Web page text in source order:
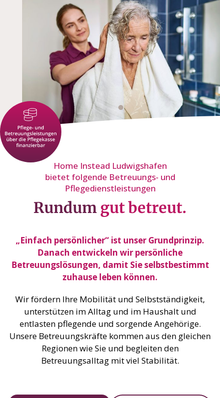
Home Instead Ludwigshafen
bietet folgende Betreuungs- und
Pflegedienstleistungen
Rundum gut betreut.
„Einfach persönlicher“ ist unser Grundprinzip.
Danach entwickeln wir persönliche
Betreuungslösungen, damit Sie selbstbestimmt
zuhause leben können.
Wir fördern Ihre Mobilität und Selbstständigkeit,
unterstützen im Alltag und im Haushalt und
entlasten pflegende und sorgende Angehörige.
Unsere Betreuungskräfte kommen aus den gleichen
Regionen wie Sie und begleiten den
Betreuungsalltag mit viel Stabilität.